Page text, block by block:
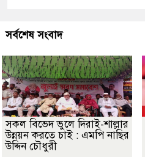
সর্বশেষ সংবাদ
সকল বিভেদ ভুলে দিরাই-শাল্লার
উন্নয়ন করতে চাই : এমপি নাছির
উদ্দিন চৌধুরী